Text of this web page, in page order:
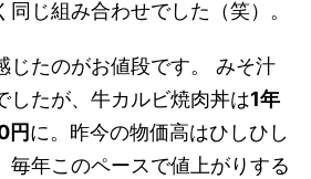
じ組み合わせでした（笑）。
じたのがお値段です。 みそ汁
したが、牛カルビ焼肉丼は1年
円に。昨今の物価高はひしひし
毎年このペースで値上がりする